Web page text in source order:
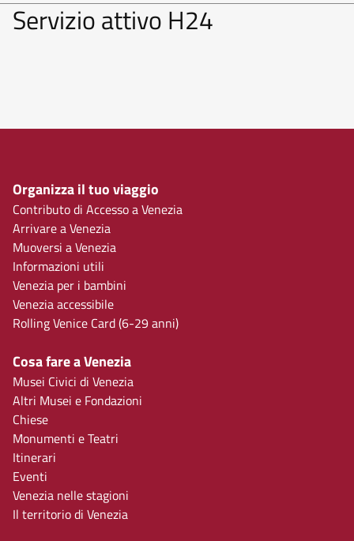
Servizio attivo H24
Organizza il tuo viaggio
Contributo di Accesso a Venezia
Arrivare a Venezia
Muoversi a Venezia
Informazioni utili
Venezia per i bambini
Venezia accessibile
Rolling Venice Card (6-29 anni)
Cosa fare a Venezia
Musei Civici di Venezia
Altri Musei e Fondazioni
Chiese
Monumenti e Teatri
Itinerari
Eventi
Venezia nelle stagioni
Il territorio di Venezia